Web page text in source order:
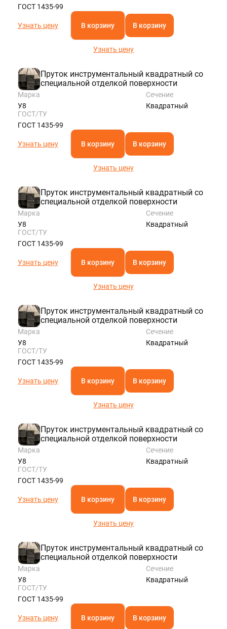
ГОСТ 1435-99
Узнать цену В корзину В корзину
Узнать цену
Пруток инструментальный квадратный со
специальной отделкой поверхности
Марка
У8
Сечение
Квадратный
ГОСТ/ТУ
ГОСТ 1435-99
Узнать цену В корзину В корзину
Узнать цену
Пруток инструментальный квадратный со
специальной отделкой поверхности
Марка
У8
Сечение
Квадратный
ГОСТ/ТУ
ГОСТ 1435-99
Узнать цену В корзину В корзину
Узнать цену
Пруток инструментальный квадратный со
специальной отделкой поверхности
Марка
У8
Сечение
Квадратный
ГОСТ/ТУ
ГОСТ 1435-99
Узнать цену В корзину В корзину
Узнать цену
Пруток инструментальный квадратный со
специальной отделкой поверхности
Марка
У8
Сечение
Квадратный
ГОСТ/ТУ
ГОСТ 1435-99
Узнать цену В корзину В корзину
Узнать цену
Пруток инструментальный квадратный со
специальной отделкой поверхности
Марка
У8
Сечение
Квадратный
ГОСТ/ТУ
ГОСТ 1435-99
Узнать цену В корзину В корзину